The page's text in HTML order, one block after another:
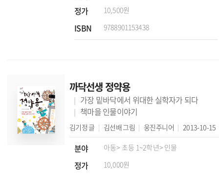
정가 10,500원
ISBN 9788901153438
까닥선생 정약용
가장 밑바닥에서 위대한 실학자가 되다
책마을 인물이야기
김기정 글 김선배그림 웅진주니어 2013-10-15
분야 아동> 초등 1~2학년> 인물
정가 10,000원